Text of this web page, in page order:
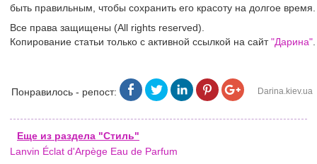
быть правильным, чтобы сохранить его красоту на долгое время.
Все права защищены (All rights reserved).
Копирование статьи только с активной ссылкой на сайт"Дарина"
Понравилось - репост: Darina.kiev.ua
Еще из раздела "Стиль"
Lanvin Éclat d'Arpège Eau de Parfum